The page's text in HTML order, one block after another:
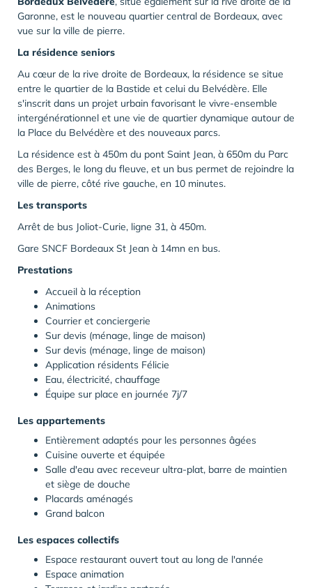
Garonne, est le nouveau quartier central de Bordeaux, avec
vue sur la ville de pierre.
La résidence seniors
Au cœur de la rive droite de Bordeaux, la résidence se situe
entre le quartier de la Bastide et celui du Belvédère. Elle
s'inscrit dans un projet urbain favorisant le vivre-ensemble
intergénérationnel et une vie de quartier dynamique autour de
la Place du Belvédère et des nouveaux parcs.
La résidence est à 450m du pont Saint Jean, à 650m du Parc
des Berges, le long du fleuve, et un bus permet de rejoindre la
ville de pierre, côté rive gauche, en 10 minutes.
Les transports
Arrêt de bus Joliot-Curie, ligne 31, à 450m.
Gare SNCF Bordeaux St Jean à 14mn en bus.
Prestations
Accueil à la réception
Animations
Courrier et conciergerie
Sur devis (ménage, linge de maison)
Sur devis (ménage, linge de maison)
Application résidents Félicie
Eau, électricité, chauffage
Équipe sur place en journée 7j/7
Les appartements
Entièrement adaptés pour les personnes âgées
Cuisine ouverte et équipée
Salle d'eau avec receveur ultra-plat, barre de maintien
et siège de douche
Placards aménagés
Grand balcon
Les espaces collectifs
Espace restaurant ouvert tout au long de l'année
Espace animation